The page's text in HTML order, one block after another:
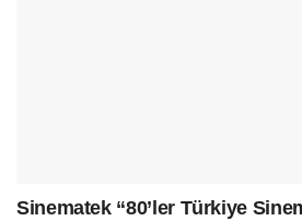
Sinematek “80’ler Türkiye